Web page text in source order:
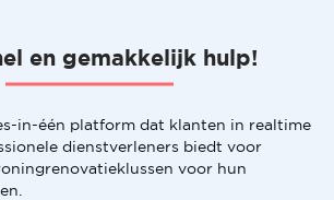
en gemakkelijk hulp!
in-één platform dat klanten in realtime
dienstverleners biedt voor
voor hun